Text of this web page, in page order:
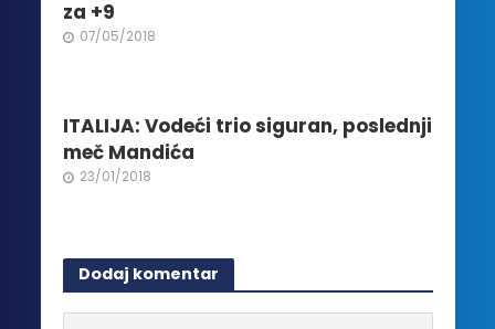
za +9
07/05/2018
ITALIJA: Vodeći trio siguran, poslednji
meč Mandića
23/01/2018
Dodaj komentar